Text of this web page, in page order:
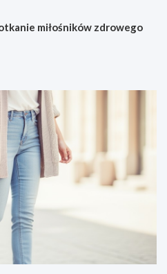
miłośników zdrowego